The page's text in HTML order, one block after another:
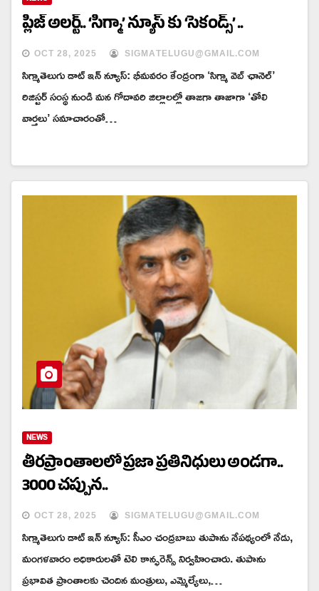
ప్లీజ్ అలర్ట్.. ‘సిగ్మా’ న్యూస్ కు ‘సెకండ్స్’ ..
OCT 28, 2025 SIGMATELUGU@GMAIL.COM
సిగ్మాతెలుగు డాట్ ఇన్ న్యూస్: భీమవరం కేంద్రంగా ‘సిగ్మా వెబ్ ఛానెల్’
రిజిస్టర్ సంస్థ నుండి మన గోదావరి జిల్లాలల్లో తాజగా తాజాగా ‘తోలి
వార్తలు’ సమాచారంతో…
NEWS
తీరప్రాంతాలలో ప్రజా ప్రతినిధులు అండగా..
3000 చప్పున..
OCT 28, 2025 SIGMATELUGU@GMAIL.COM
సిగ్మాతెలుగు డాట్ ఇన్ న్యూస్: సీఎం చంద్రబాబు తుపాను నేపథ్యంలో నేడు,
మంగళవారం అధికారులతో టెలి కాన్ఫరెన్స్ నిర్వహించారు. తుపాను
ప్రభావిత ప్రాంతాలకు చెందిన మంత్రులు, ఎమ్మెల్యేలు,…